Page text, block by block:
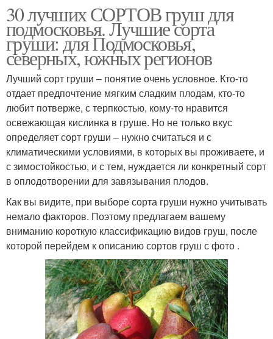
30 лучших СОРТОВ груш для
подмосковья. Лучшие сорта
груши: для Подмосковья,
северных, южных регионов
Лучший сорт груши – понятие очень условное. Кто-то
отдает предпочтение мягким сладким плодам, кто-то
любит потверже, с терпкостью, кому-то нравится
освежающая кислинка в груше. Но не только вкус
определяет сорт груши – нужно считаться и с
климатическими условиями, в которых вы проживаете, и
с зимостойкостью, и с тем, нуждается ли конкретный сорт
в оплодотворении для завязывания плодов.
Как вы видите, при выборе сорта груши нужно учитывать
немало факторов. Поэтому предлагаем вашему
вниманию короткую классификацию видов груш, после
которой перейдем к описанию сортов груш с фото .